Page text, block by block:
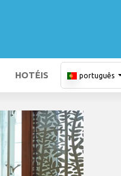
HOTÉIS português